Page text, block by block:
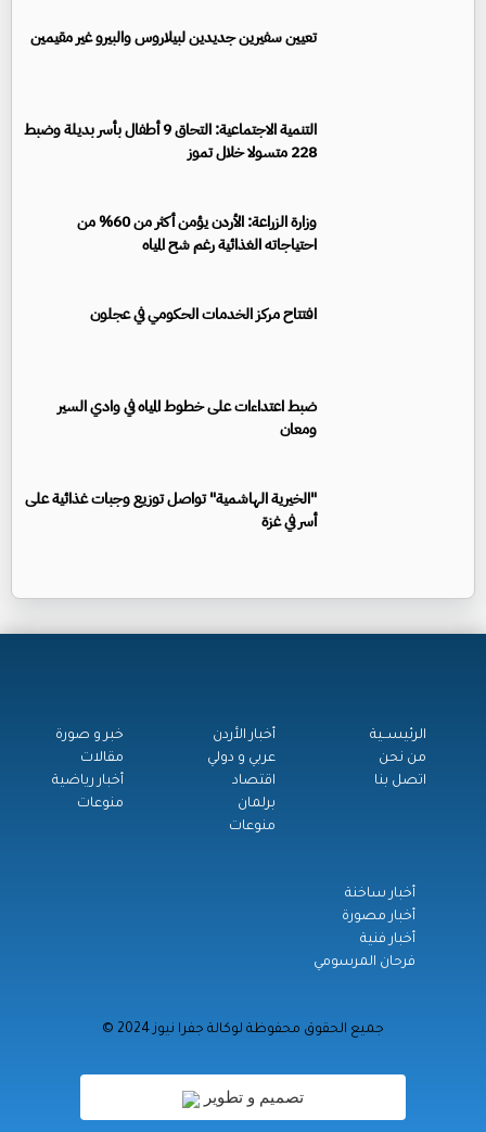
تعيين سفيرين جديدين لبيلاروس والبيرو غير مقيمين
‏التنمية الاجتماعية: التحاق 9 أطفال بأسر بديلة وضبط
228 متسولا خلال تموز
وزارة الزراعة: الأردن يؤمن أكثر من 60% من
احتياجاته الغذائية رغم شح المياه
افتتاح مركز الخدمات الحكومي في عجلون
ضبط اعتداءات على خطوط المياه في وادي السير
ومعان
"الخيرية الهاشمية" تواصل توزيع وجبات غذائية على
أسر في غزة
الرئيســية
من نحن
اتصل بنا
أخبار الأردن
عربي و دولي
اقتصاد
برلمان
منوعات
خبر و صورة
مقالات
أخبار رياضية
منوعات
أخبار ساخنة
أخبار مصورة
أخبار فنية
فرحان المرسومي
© جميع الحقوق محفوظة لوكالة جفرا نيوز 2024
تصميم و تطوير